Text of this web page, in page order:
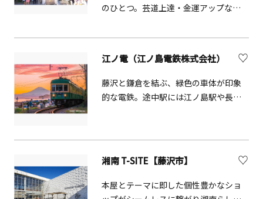
のひとつ。芸道上達・金運アップなど
人が参拝に訪れています。ご祭神は三
中津宮（なかつみや）、奥津宮（おく
つみや）の3つの宮の総称です。それぞ
れ3姉妹の女神を祀り、更に日本三大弁
龍の銭洗で金銭を洗うと金運アップの
成就を願う方は「むすびの樹」に絵馬
江ノ電（江ノ島電鉄株式会社）
藤沢と鎌倉を結ぶ、緑色の車体が印象
的な電鉄。途中駅には江ノ島駅や長谷
電車全線で、1日何度でも、どの駅でも
「のりおり」ができる乗車券です。 全
長10kmの短い路線ながら沿線には山あ
り海あり、その車窓からは江の島うや
富士山なども楽しめます。さらに江ノ
湘南 T-SITE【藤沢市】
本屋とテーマに即した個性豊かなショ